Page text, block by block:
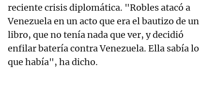
reciente crisis diplomática. "Robles atacó a
Venezuela en un acto que era el bautizo de un
libro, que no tenía nada que ver, y decidió
enfilar batería contra Venezuela. Ella sabía lo
que había", ha dicho.